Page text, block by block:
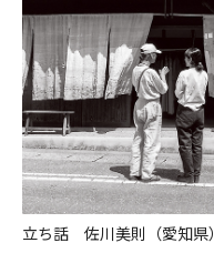
立ち話 佐川美則（愛知県）